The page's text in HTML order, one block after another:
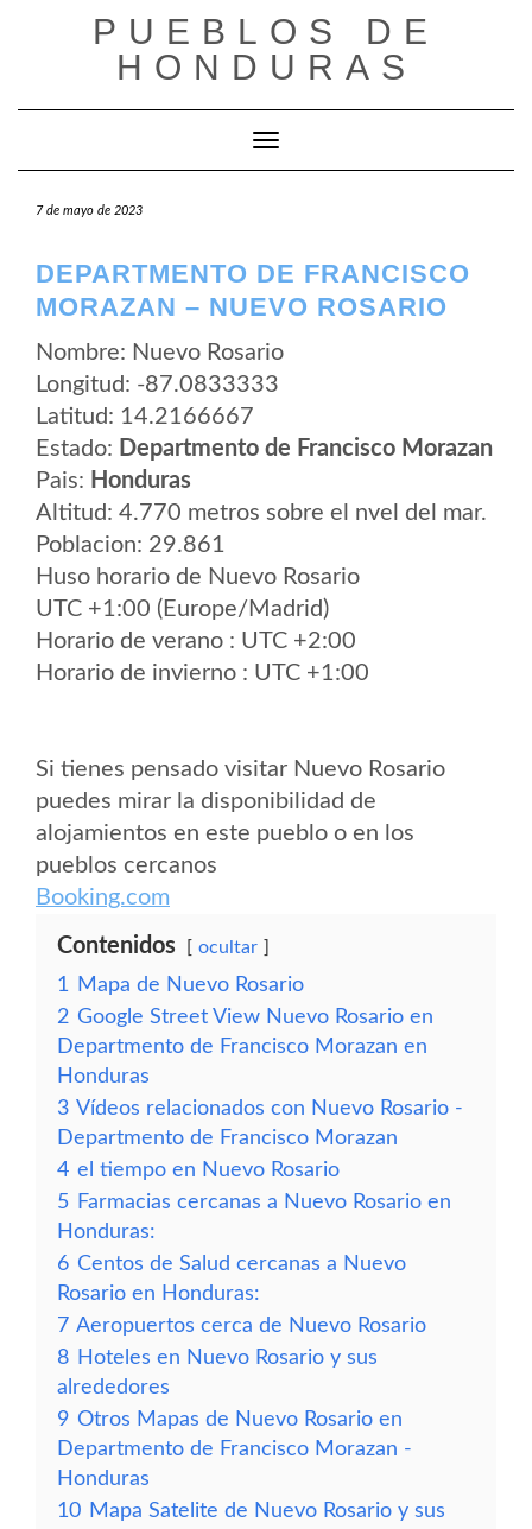
PUEBLOS DE
HONDURAS
Cambiar modo de navegación
7 de mayo de 2023
DEPARTMENTO DE FRANCISCO
MORAZAN – NUEVO ROSARIO
Nombre: Nuevo Rosario
Longitud: -87.0833333
Latitud: 14.2166667
Estado: Departmento de Francisco Morazan
Pais: Honduras
Altitud: 4.770 metros sobre el nvel del mar.
Poblacion: 29.861
Huso horario de Nuevo Rosario
UTC +1:00 (Europe/Madrid)
Horario de verano : UTC +2:00
Horario de invierno : UTC +1:00
Si tienes pensado visitar Nuevo Rosario
puedes mirar la disponibilidad de
alojamientos en este pueblo o en los
pueblos cercanos
Booking.com
Contenidos ocultar
1
Mapa de Nuevo Rosario
2 Google Street View Nuevo Rosario en
Departmento de Francisco Morazan en
Honduras
3 Vídeos relacionados con Nuevo Rosario -
Departmento de Francisco Morazan
4 el tiempo en Nuevo Rosario
5 Farmacias cercanas a Nuevo Rosario en
Honduras:
6 Centos de Salud cercanas a Nuevo
Rosario en Honduras:
7 Aeropuertos cerca de Nuevo Rosario
8 Hoteles en Nuevo Rosario y sus
alrededores
9 Otros Mapas de Nuevo Rosario en
Departmento de Francisco Morazan -
Honduras
10 Mapa Satelite de Nuevo Rosario y sus